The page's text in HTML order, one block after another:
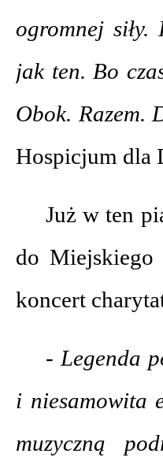
ogromnej
jak ten. Bo
Obok. Razem.
Hospicjum dla
Już w ten
do
koncert
- Legenda
i niesamowita
muzyczną